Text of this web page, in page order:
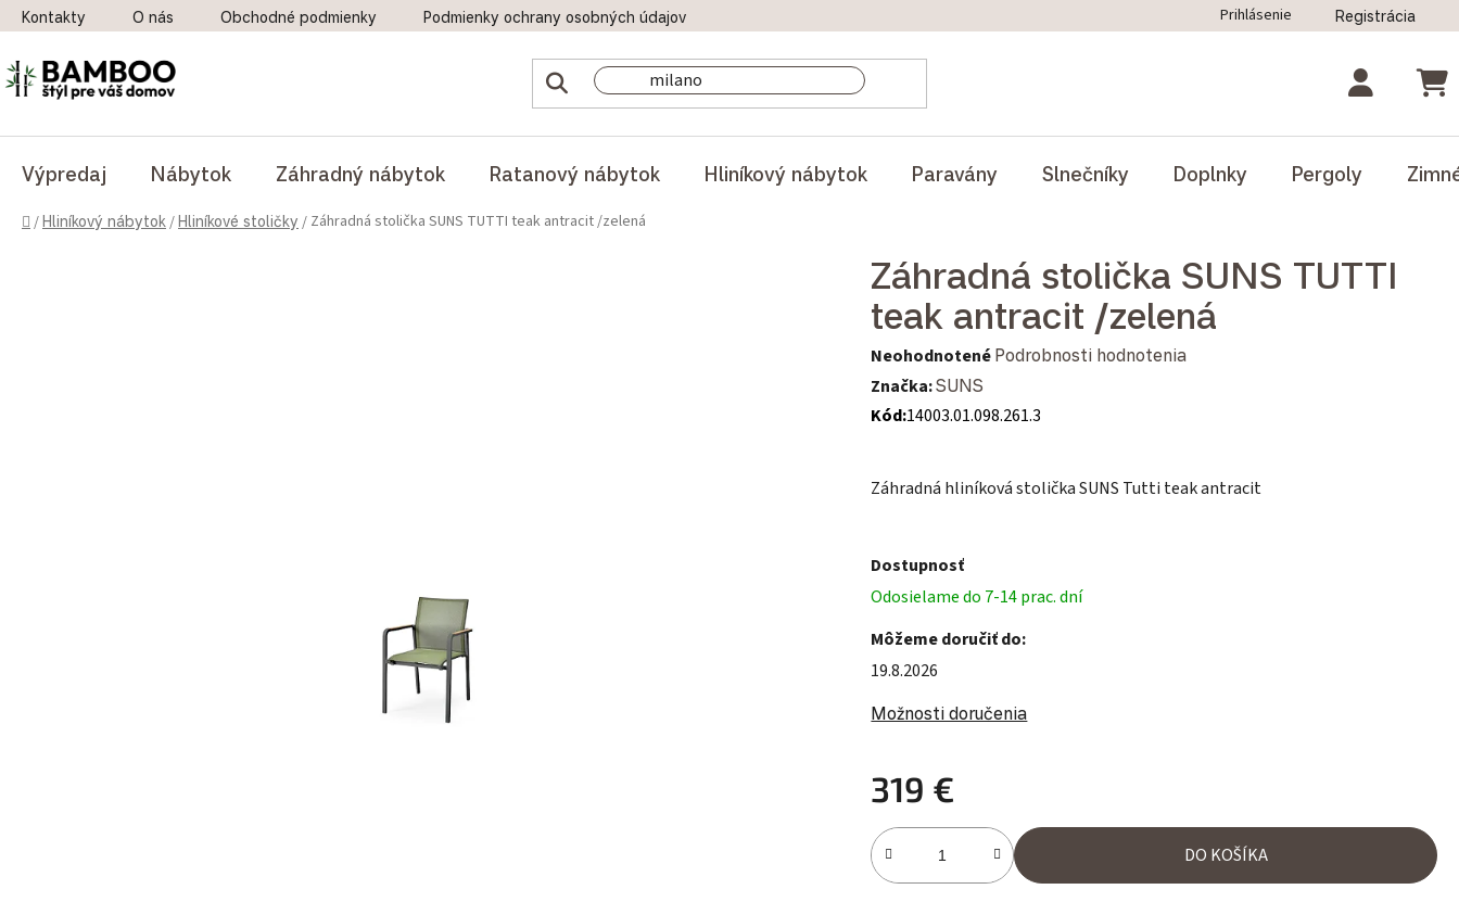
Prejsť na obsah
Kontakty O nás Obchodné podmienky Podmienky ochrany osobných údajov Odstúpenie od zmluvy
Prihlásenie Registrácia
Výpredaj Nábytok Záhradný nábytok Ratanový nábytok Hliníkový nábytok Paravány Slnečníky Doplnky Pergoly
Domov
/Hliníkový nábytok /Hliníkové stoličky / Záhradná stolička SUNS TUTTI teak antracit /zelená
Záhradná stolička SUNS TUTTI
teak antracit /zelená
Priemerné hodnotenie produktu je 0,0 z 5 hviezdičiek.
Neohodnotené Podrobnosti hodnotenia
Značka:SUNS
Kód:14003.01.098.261.3
Záhradná hliníková stolička SUNS Tutti teak antracit
Dostupnosť
Odosielame do 7-14 prac. dní
Môžeme doručiť do:
19.8.2026
Možnosti doručenia
319 €
Jednotková cena:
DO KOŠÍKA